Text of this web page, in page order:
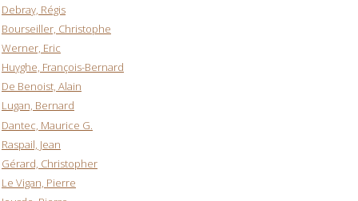
Debray, Régis
Bourseiller, Christophe
Werner, Eric
Huyghe, François-Bernard
De Benoist, Alain
Lugan, Bernard
Dantec, Maurice G.
Raspail, Jean
Gérard, Christopher
Le Vigan, Pierre